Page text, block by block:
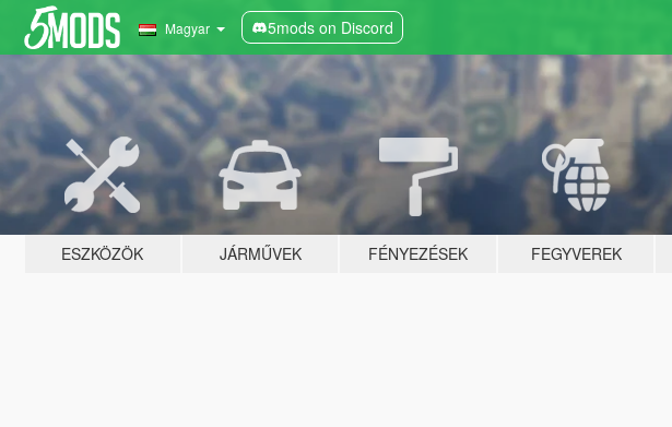
Magyar 5mods on Discord
ESZKÖZÖK JÁRMŰVEK FÉNYEZÉSEK FEGYVEREK